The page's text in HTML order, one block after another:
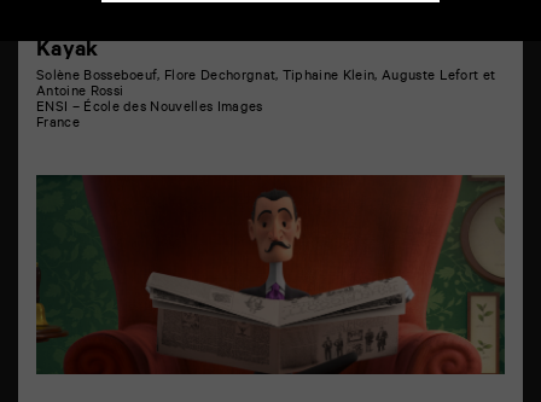
Kayak
Solène Bosseboeuf, Flore Dechorgnat, Tiphaine Klein, Auguste Lefort et
Antoine Rossi
ENSI – École des Nouvelles Images
France